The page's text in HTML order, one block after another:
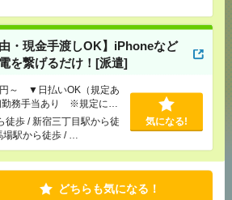
由・現金手渡しOK】iPhoneなど
を繋げるだけ！[派遣]
～ ▼日払いOK（規定あ
務手当あり ※規定によ
徒歩 / 新宿三丁目駅から徒
場駅から徒歩 / …
気になる!
どちらも気になる！
応募ページへ
気になる！
閲覧履歴からの
おすすめ